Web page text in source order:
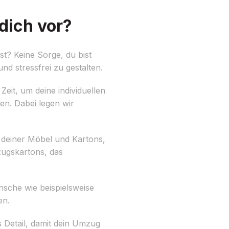
vor?
Keine Sorge, du bist
stressfrei zu gestalten.
um deine individuellen
Dabei legen wir
Möbel und Kartons,
das
wie beispielsweise
damit dein Umzug